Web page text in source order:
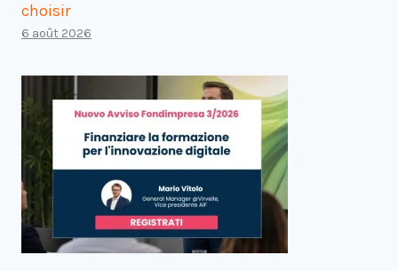
choisir
6 août 2026